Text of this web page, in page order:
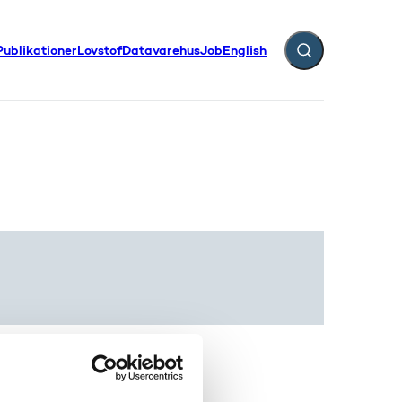
LovstofDatavarehusJobEnglish Fold søgefelt ud